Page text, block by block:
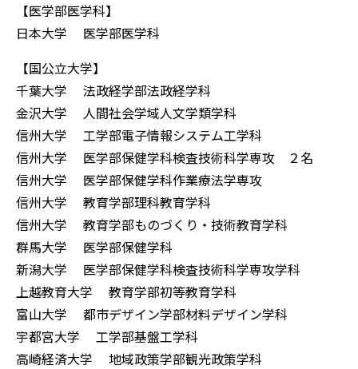
【医学部医学科】
日本大学 医学部医学科
【国公立大学】
千葉大学 法政経学部法政経学科
金沢大学 人間社会学域人文学類学科
信州大学 工学部電子情報システム工学科
信州大学 医学部保健学科検査技術科学専攻 ２名
信州大学 医学部保健学科作業療法学専攻
信州大学 教育学部理科教育学科
信州大学 教育学部ものづくり・技術教育学科
群馬大学 医学部保健学科
新潟大学 医学部保健学科検査技術科学専攻学科
上越教育大学 教育学部初等教育学科
富山大学 都市デザイン学部材料デザイン学科
宇都宮大学 工学部基盤工学科
高崎経済大学 地域政策学部観光政策学科